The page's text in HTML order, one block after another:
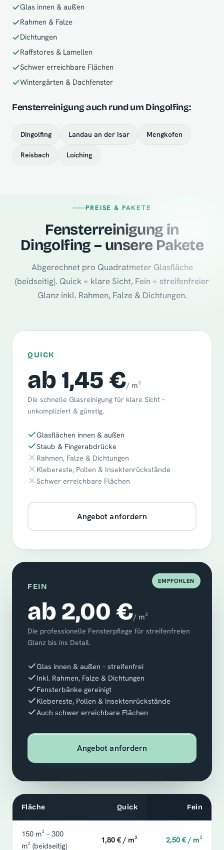
Glas innen & außen
Rahmen & Falze
Dichtungen
Raffstores & Lamellen
Schwer erreichbare Flächen
Wintergärten & Dachfenster
Fensterreinigung auch rund um Dingolfing:
Dingolfing Landau an der Isar Mengkofen
Reisbach Loiching
PREISE & PAKETE
Fensterreinigung in
Dingolfing – unsere Pakete
Abgerechnet pro Quadratmeter Glasfläche
(beidseitig). Quick = klare Sicht, Fein = streifenfreier
Glanz inkl. Rahmen, Falze & Dichtungen.
QUICK
ab 1,45 €/ m²
Die schnelle Glasreinigung für klare Sicht –
unkompliziert & günstig.
Glasflächen innen & außen
Staub & Fingerabdrücke
Rahmen, Falze & Dichtungen
Klebereste, Pollen & Insektenrückstände
Schwer erreichbare Flächen
Angebot anfordern
EMPFOHLEN
FEIN
ab 2,00 €/ m²
Die professionelle Fensterpflege für streifenfreien
Glanz bis ins Detail.
Glas innen & außen – streifenfrei
Inkl. Rahmen, Falze & Dichtungen
Fensterbänke gereinigt
Klebereste, Pollen & Insektenrückstände
Auch schwer erreichbare Flächen
Angebot anfordern
Fläche Quick Fein
150 m² – 300
m² (beidseitig)
1,80 € / m² 2,50 € / m²